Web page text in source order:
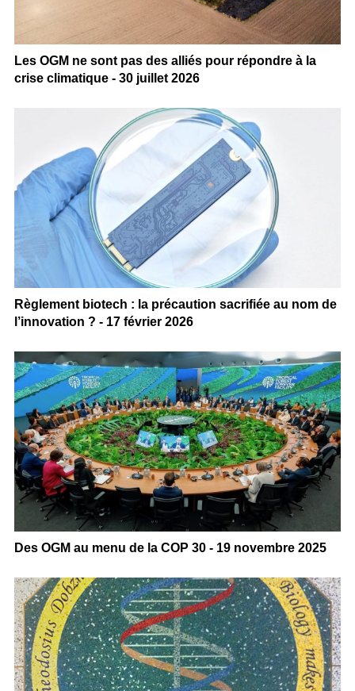
Les OGM ne sont pas des alliés pour répondre à la
crise climatique - 30 juillet 2026
Règlement biotech : la précaution sacrifiée au nom de
l’innovation ? - 17 février 2026
Des OGM au menu de la COP 30 - 19 novembre 2025